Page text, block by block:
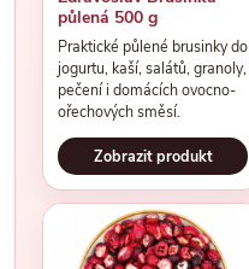
půlená 500 g
Praktické půlené brusinky do
jogurtu, kaší, salátů, granoly,
pečení i domácích ovocno-
ořechových směsí.
Zobrazit produkt